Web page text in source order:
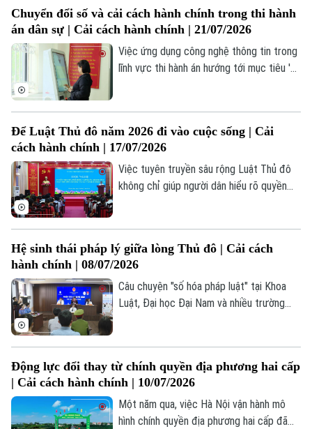
Chuyên mục
Thời sự
Hà Nội
Chính trị
Xã hội
Nhịp sống Hà Nội
Người Hà Nội
Thế giới
phát triển mới trong quản trị ở cấp cơ sở.
Chuyển đổi số và cải cách hành chính trong thi hành
án dân sự | Cải cách hành chính | 21/07/2026
Việc ứng dụng công nghệ thông tin trong
lĩnh vực thi hành án hướng tới mục tiêu '3
việc, tăng tính công khai, minh bạch và
nâng cao chất lượng phục vụ người dân và
doanh nghiệp.
Để Luật Thủ đô năm 2026 đi vào cuộc sống | Cải
cách hành chính | 17/07/2026
Việc tuyên truyền sâu rộng Luật Thủ đô
không chỉ giúp người dân hiểu rõ quyền
Hệ sinh thái pháp lý giữa lòng Thủ đô | Cải cách
hành chính | 08/07/2026
Câu chuyện "số hóa pháp luật" tại Khoa
Luật, Đại học Đại Nam và nhiều trường
từ các Nghị quyết vĩ mô của Đảng, Chính
phủ và hòa cùng làn sóng chuyển đổi số
mạnh mẽ của Thủ đô.
Động lực đổi thay từ chính quyền địa phương hai cấp
| Cải cách hành chính | 10/07/2026
Một năm qua, việc Hà Nội vận hành mô
hình chính quyền địa phương hai cấp đã